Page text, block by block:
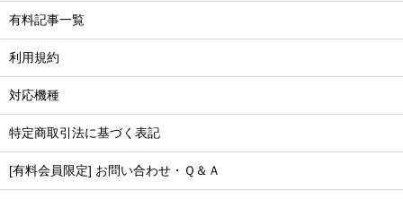
有料記事一覧
利用規約
対応機種
特定商取引法に基づく表記
[有料会員限定] お問い合わせ・Ｑ＆Ａ